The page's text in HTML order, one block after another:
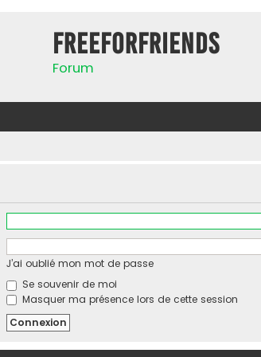
FreeForFriends
Forum
J’ai oublié mon mot de passe
Se souvenir de moi
Masquer ma présence lors de cette session